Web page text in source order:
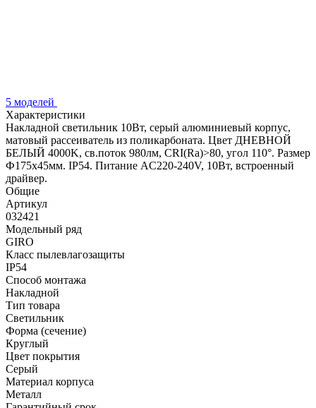
5 моделей
Характеристики
Накладной светильник 10Вт, серый алюминиевый корпус,
матовый рассеиватель из поликарбоната. Цвет ДНЕВНОЙ
БЕЛЫЙ 4000K, св.поток 980лм, CRI(Ra)>80, угол 110°. Размер
Ф175x45мм. IP54. Питание AC220-240V, 10Вт, встроенный
драйвер.
Общие
Артикул
032421
Модельный ряд
GIRO
Класс пылевлагозащиты
IP54
Способ монтажа
Накладной
Тип товара
Светильник
Форма (сечение)
Круглый
Цвет покрытия
Серый
Материал корпуса
Металл